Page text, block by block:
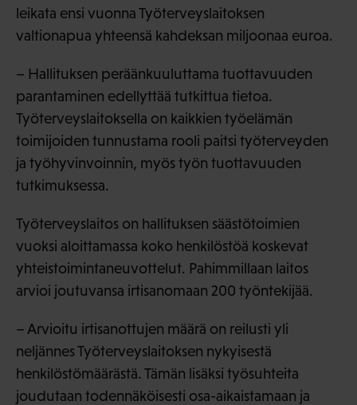
leikata ensi vuonna Työterveyslaitoksen
valtionapua yhteensä kahdeksan miljoonaa euroa.
– Hallituksen peräänkuuluttama tuottavuuden
parantaminen edellyttää tutkittua tietoa.
Työterveyslaitoksella on kaikkien työelämän
toimijoiden tunnustama rooli paitsi työterveyden
ja työhyvinvoinnin, myös työn tuottavuuden
tutkimuksessa.
Työterveyslaitos on hallituksen säästötoimien
vuoksi aloittamassa koko henkilöstöä koskevat
yhteistoimintaneuvottelut. Pahimmillaan laitos
arvioi joutuvansa irtisanomaan 200 työntekijää.
– Arvioitu irtisanottujen määrä on reilusti yli
neljännes Työterveyslaitoksen nykyisestä
henkilöstömäärästä. Tämän lisäksi työsuhteita
joudutaan todennäköisesti osa-aikaistamaan ja